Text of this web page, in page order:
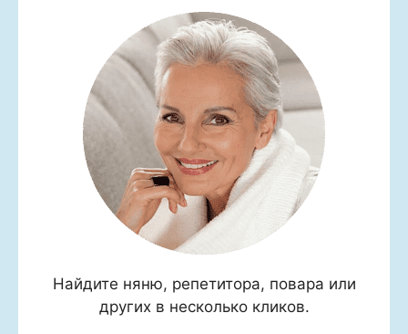
Найдите няню, репетитора, повара или
других в несколько кликов.